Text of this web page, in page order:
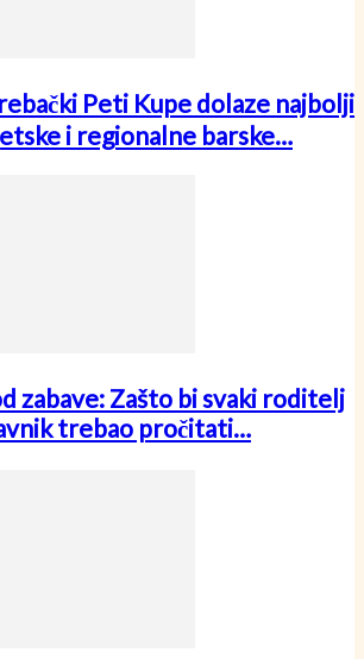
Peti Kupe dolaze najbolji
i regionalne barske…
zabave: Zašto bi svaki roditelj
trebao pročitati…